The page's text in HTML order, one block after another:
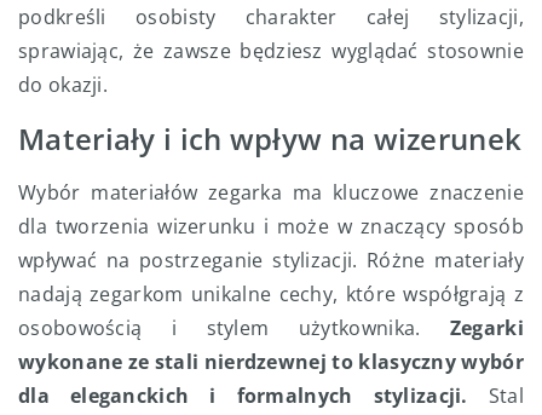
podkreśli osobisty charakter całej stylizacji,
sprawiając, że zawsze będziesz wyglądać stosownie
do okazji.
Materiały i ich wpływ na wizerunek
Wybór materiałów zegarka ma kluczowe znaczenie
dla tworzenia wizerunku i może w znaczący sposób
wpływać na postrzeganie stylizacji. Różne materiały
nadają zegarkom unikalne cechy, które współgrają z
osobowością i stylem użytkownika. Zegarki
wykonane ze stali nierdzewnej to klasyczny wybór
dla eleganckich i formalnych stylizacji. Stal